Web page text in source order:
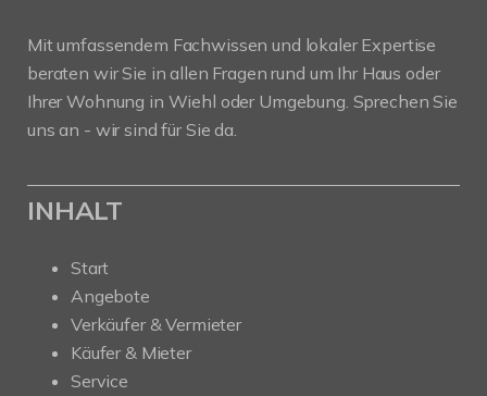
Mit umfassendem Fachwissen und lokaler Expertise
beraten wir Sie in allen Fragen rund um Ihr Haus oder
Ihrer Wohnung in Wiehl oder Umgebung. Sprechen Sie
uns an - wir sind für Sie da.
INHALT
Start
Angebote
Verkäufer & Vermieter
Käufer & Mieter
Service